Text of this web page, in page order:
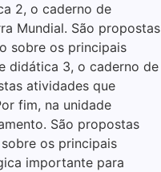
2, o caderno de
Mundial. São propostas
sobre os principais
didática 3, o caderno de
atividades que
fim, na unidade
São propostas
os principais
importante para